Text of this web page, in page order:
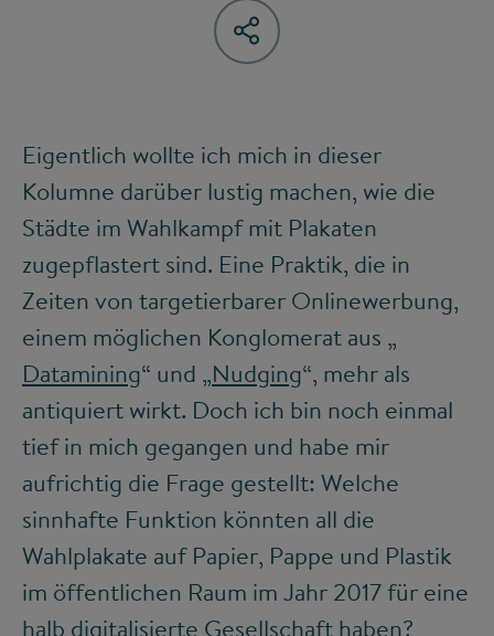
Eigentlich wollte ich mich in dieser
Kolumne darüber lustig machen, wie die
Städte im Wahlkampf mit Plakaten
zugepflastert sind. Eine Praktik, die in
Zeiten von targetierbarer Onlinewerbung,
einem möglichen Konglomerat aus „
Datamining“ und „Nudging“, mehr als
antiquiert wirkt. Doch ich bin noch einmal
tief in mich gegangen und habe mir
aufrichtig die Frage gestellt: Welche
sinnhafte Funktion könnten all die
Wahlplakate auf Papier, Pappe und Plastik
im öffentlichen Raum im Jahr 2017 für eine
halb digitalisierte Gesellschaft haben?